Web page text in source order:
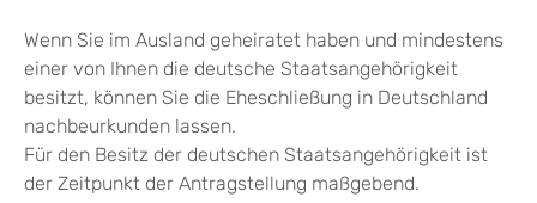
Wenn Sie im Ausland geheiratet haben und mindestens
einer von Ihnen die deutsche Staatsangehörigkeit
besitzt, können Sie die Eheschließung in Deutschland
nachbeurkunden lassen.
Für den Besitz der deutschen Staatsangehörigkeit ist
der Zeitpunkt der Antragstellung maßgebend.